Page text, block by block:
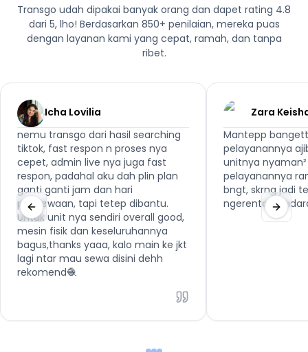
Transgo udah dipakai banyak orang dan dapet rating 4.8
dari 5, lho! Berdasarkan 850+ penilaian, mereka puas
dengan layanan kami yang cepat, ramah, dan tanpa
ribet.
Icha Lovilia
nemu transgo dari hasil searching
tiktok, fast respon n proses nya
cepet, admin live nya juga fast
respon, padahal aku dah plin plan
ganti ganti jam dan hari
penyewaan, tapi tetep dibantu.
Untuk unit nya sendiri overall good,
mesin fisik dan keseluruhannya
bagus,thanks yaaa, kalo main ke jkt
lagi ntar mau sewa disini dehh
rekomend🧶
Zara
Mantepp
pelayanannya
unitnya
pelayanannya
bngt, skrng jadi
ngerental